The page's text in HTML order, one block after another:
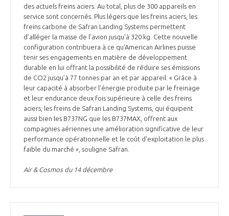
des actuels freins aciers. Au total, plus de 300 appareils en
service sont concernés. Plus légers que les freins aciers, les
freins carbone de Safran Landing Systems permettent
d’alléger la masse de l’avion jusqu’à 320 kg. Cette nouvelle
configuration contribuera à ce qu’American Airlines puisse
tenir ses engagements en matière de développement
durable en lui offrant la possibilité de réduire ses émissions
de CO2 jusqu’à 77 tonnes par an et par appareil. « Grâce à
leur capacité à absorber l’énergie produite par le freinage
et leur endurance deux fois supérieure à celle des freins
aciers, les freins de Safran Landing Systems, qui équipent
aussi bien les B737NG que les B737MAX, offrent aux
compagnies aériennes une amélioration significative de leur
performance opérationnelle et le coût d’exploitation le plus
faible du marché », souligne Safran.
Air & Cosmos du 14 décembre